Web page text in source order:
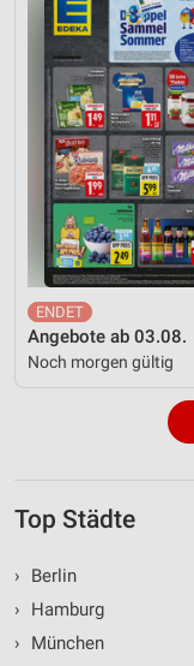
Angebote ab 03.08.
Noch morgen gültig
Top Städte
›
Berlin
›
Hamburg
›
München